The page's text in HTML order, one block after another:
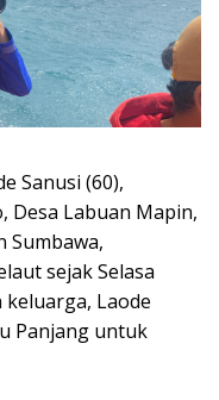
Sanusi (60),
Desa Labuan Mapin,
Sumbawa,
sejak Selasa
Laode
Panjang untuk